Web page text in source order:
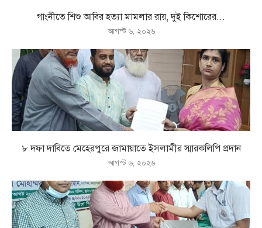
গাংনীতে শিশু আবির হত্যা মামলার রায়, দুই কিশোরের...
আগস্ট ৬, ২০২৬
৮ দফা দাবিতে মেহেরপুরে জামায়াতে ইসলামীর স্মারকলিপি প্রদান
আগস্ট ৬, ২০২৬